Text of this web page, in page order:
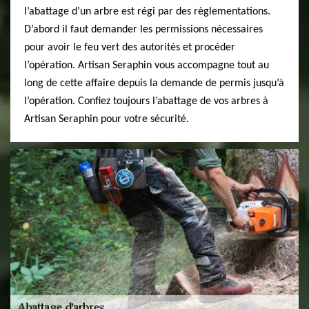
l’abattage d’un arbre est régi par des règlementations.
D’abord il faut demander les permissions nécessaires
pour avoir le feu vert des autorités et procéder
l’opération. Artisan Seraphin vous accompagne tout au
long de cette affaire depuis la demande de permis jusqu’à
l’opération. Confiez toujours l’abattage de vos arbres à
Artisan Seraphin pour votre sécurité.